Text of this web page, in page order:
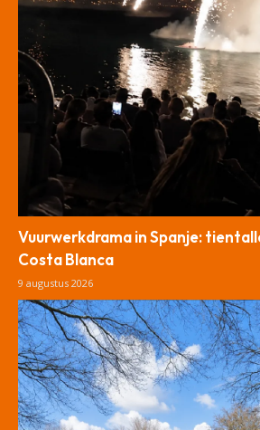
Vuurwerkdrama in Spanje:
Costa Blanca
9 augustus 2026